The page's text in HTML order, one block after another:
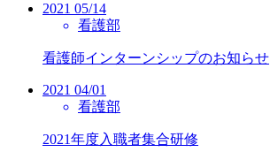
2021 05/14
看護部
看護師インターンシップのお知らせ
2021 04/01
看護部
2021年度入職者集合研修